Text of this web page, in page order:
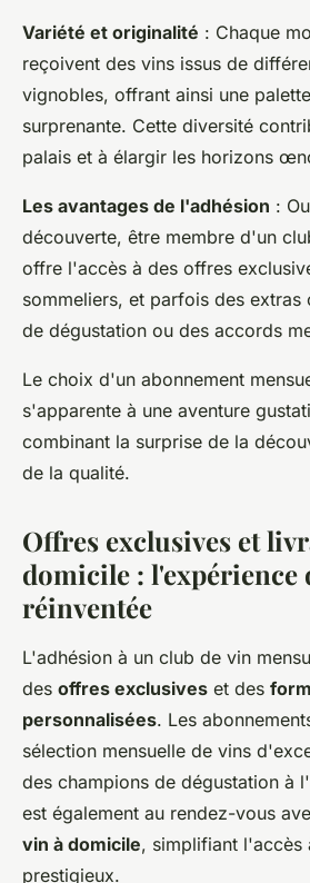
Variété et originalité : Chaque
reçoivent des vins issus de
vignobles, offrant ainsi une
surprenante. Cette diversité
palais et à élargir les horizons
Les avantages de l'adhésion :
découverte, être membre d'un
offre l'accès à des offres
sommeliers, et parfois des extras
de dégustation ou des accords
Le choix d'un abonnement
s'apparente à une aventure
combinant la surprise de la
de la qualité.
Offres exclusives et
domicile : l'expérience
réinventée
L'adhésion à un club de vin
des offres exclusives et des
personnalisées. Les
sélection mensuelle de vins
des champions de dégustation à
est également au rendez-vous
vin à domicile, simplifiant l'accès
prestigieux.